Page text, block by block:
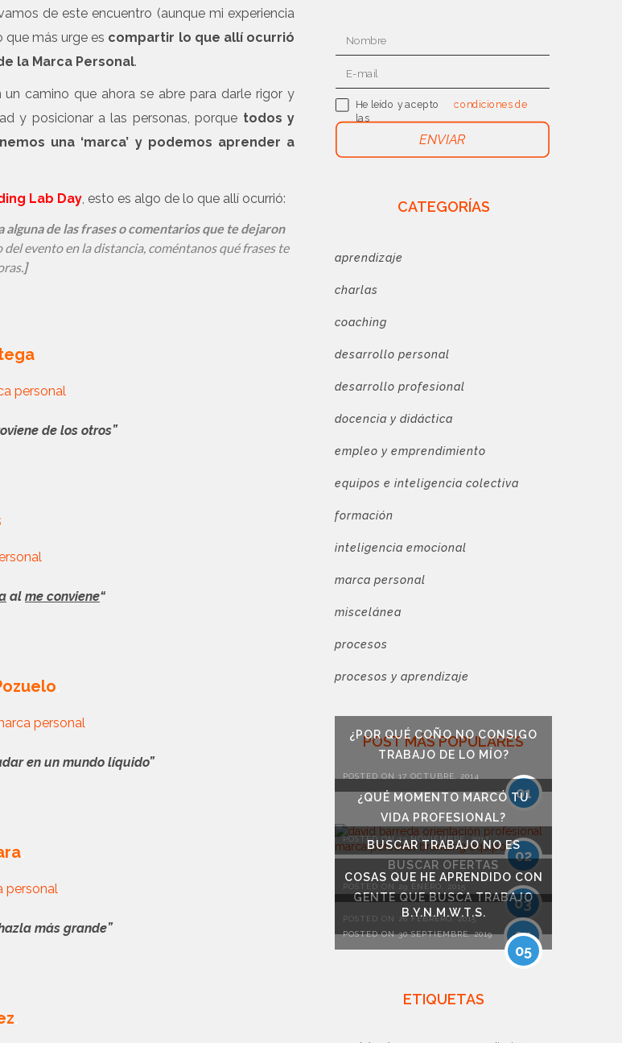
de este encuentro (aunque mi experiencia
más urge es compartir lo que allí ocurrió
la Marca Personal.
camino que ahora se abre para darle rigor y
y posicionar a las personas, porque todos y
una ‘marca’ y podemos aprender a
Lab Day, esto es algo de lo que allí ocurrió:
de las frases o comentarios que te dejaron
del evento en la distancia, coméntanos qué frases te
]
.
de los otros”
.
al me conviene“
en un mundo líquido”
.
más grande”
ENVIAR
He leído y acepto
las
condiciones de
uso
CATEGORÍAS
aprendizaje
charlas
coaching
desarrollo personal
desarrollo profesional
docencia y didáctica
empleo y emprendimiento
equipos e inteligencia colectiva
formación
inteligencia emocional
marca personal
miscelánea
procesos
procesos y aprendizaje
POST MÁS POPULARES
¿POR QUÉ COÑO NO CONSIGO
TRABAJO DE LO MÍO?
POSTED ON 17 OCTUBRE, 2014
01
¿QUÉ MOMENTO MARCÓ TU
VIDA PROFESIONAL?
POSTED ON 13 NOVIEMBRE, 2017
02
BUSCAR TRABAJO NO ES
BUSCAR OFERTAS
POSTED ON 29 ENERO, 2015
03
COSAS QUE HE APRENDIDO CON
GENTE QUE BUSCA TRABAJO
POSTED ON 26 FEBRERO, 2015
04
B.Y.N.M.W.T.S.
POSTED ON 30 SEPTIEMBRE, 2019
05
ETIQUETAS